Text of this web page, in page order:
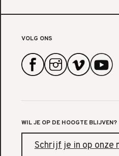
VOLG ONS
WIL JE OP DE HOOGTE BLIJVEN?
Schrijf je in op onze